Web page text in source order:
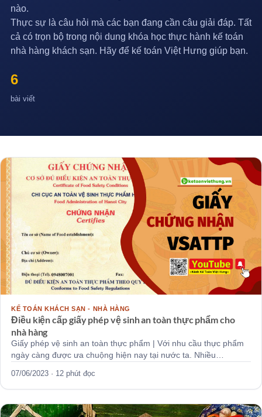
nào.
Thực sự là câu hỏi mà các bạn đang cần câu giải đáp. Tất
cả có trọn bộ trong nội dung khóa học thực hành kế toán
nhà hàng khách sạn. Hãy để kế toán Việt Hưng giúp bạn.
6
bài viết
KẾ TOÁN KHÁCH SẠN - NHÀ HÀNG
Điều kiện cấp giấy phép vệ sinh an toàn thực phẩm cho
nhà hàng
Giấy phép vệ sinh an toàn thực phẩm | Với nhu cầu thực phẩm
ngày càng được ưa chuộng hiện nay tại nước ta. Nhiều…
07/06/2023 · 12 phút đọc